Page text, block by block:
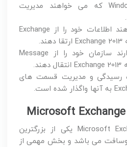
مدیران Windows Server که می خواهند مدیریت
مدیرانی که می خواهند اطلاعات خود را از Exchange
مدیرانی که قصد دارند سازمان خود را از Message
رسیدگی و مدیریت قسمت های
محصول Microsoft Exchange Server یکی از بزرگترین
می باشد و بخش مهمی از